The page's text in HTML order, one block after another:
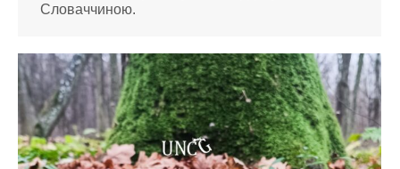
Словаччиною.